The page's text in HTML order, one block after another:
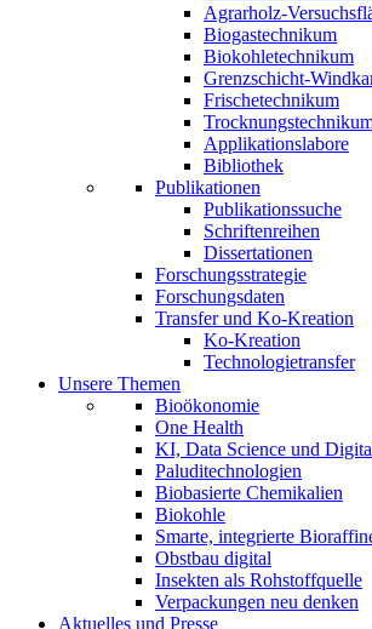
Agrarholz-
Biogastechnikum
Biokohletechnikum
Grenzschicht-
Frischetechnikum
Applikationslabore
Bibliothek
Publikationen
Publikationssuche
Schriftenreihen
Dissertationen
Forschungsstrategie
Forschungsdaten
Transfer und Ko-Kreation
Ko-Kreation
Technologietransfer
Unsere Themen
Bioökonomie
One Health
KI, Data Science und
Paluditechnologien
Biobasierte Chemikalien
Biokohle
Smarte, integrierte
Obstbau digital
Insekten als Rohstoffquelle
Verpackungen neu denken
Aktuelles und Presse